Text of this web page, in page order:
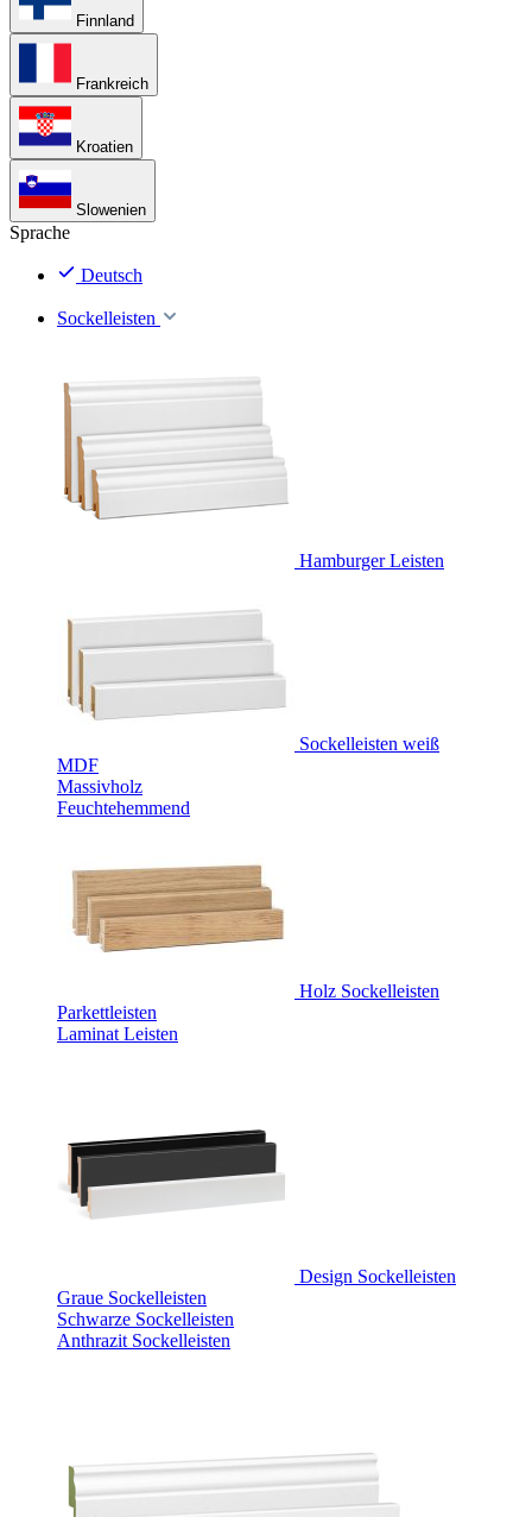
Finnland
Frankreich
Kroatien
Slowenien
Sprache
Deutsch
Sockelleisten
Hamburger Leisten
Sockelleisten weiß
MDF
Massivholz
Feuchtehemmend
Holz Sockelleisten
Parkettleisten
Laminat Leisten
Design Sockelleisten
Graue Sockelleisten
Schwarze Sockelleisten
Anthrazit Sockelleisten